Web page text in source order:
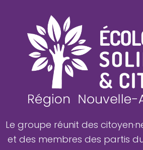
Le groupe réunit des
et des membres des partis